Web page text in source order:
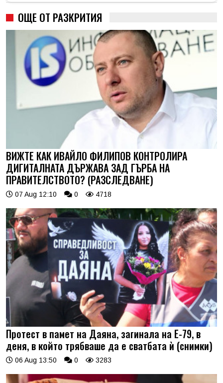
ОЩЕ ОТ РАЗКРИТИЯ
ВИЖТЕ КАК ИВАЙЛО ФИЛИПОВ КОНТРОЛИРА
ДИГИТАЛНАТА ДЪРЖАВА ЗАД ГЪРБА НА
ПРАВИТЕЛСТВОТО? (РАЗСЛЕДВАНЕ)
07 Aug 12:10 0 4718
Протест в памет на Даяна, загинала на Е-79, в
деня, в който трябваше да е сватбата ѝ (снимки)
06 Aug 13:50 0 3283